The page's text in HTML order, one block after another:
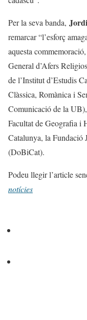
Per la seva banda,
remarcar “l’esforç
aquesta
General d’Afers
de l’Institut d’Estudis
Clàssica, Romànica i
Comunicació de la
Facultat de Geografia i
Catalunya, la Fundació
(DoBiCat).
Podeu llegir l’article
notícies